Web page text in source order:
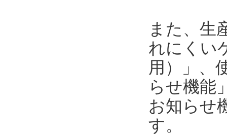
また、生
れにくい
用）」、
らせ機能
お知らせ
す。